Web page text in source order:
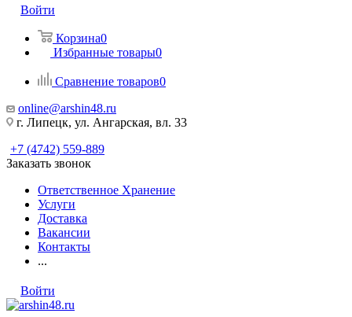
Войти
Корзина0
Избранные товары0
Сравнение товаров0
online@arshin48.ru
г. Липецк, ул. Ангарская, вл. 33
+7 (4742) 559-889
Заказать звонок
Ответственное Хранение
Услуги
Доставка
Вакансии
Контакты
...
Войти